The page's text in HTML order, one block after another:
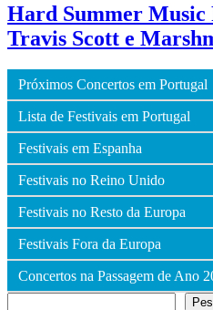
Hard Summer Music
Travis Scott e
Próximos Concertos em Portugal
Lista de Festivais em Portugal
Festivais em Espanha
Festivais no Reino Unido
Festivais no Resto da Europa
Festivais Fora da Europa
Concertos na Passagem de Ano